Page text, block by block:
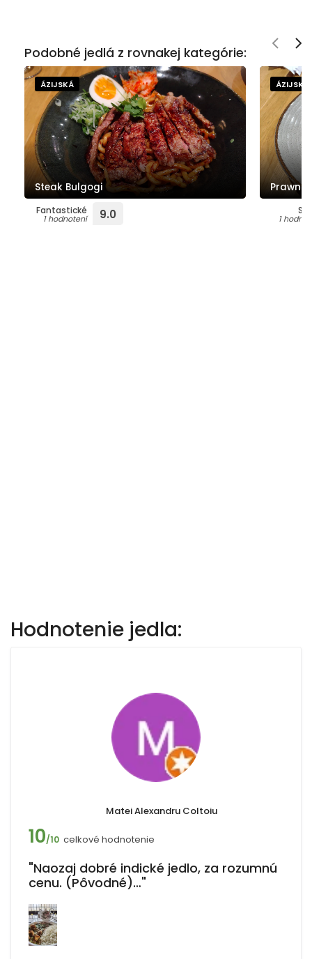
Podobné jedlá z rovnakej kategórie:
ÁZIJSKÁ
Steak Bulgogi
Fantastické
1 hodnotení 9.0
ÁZIJSKÁ
Prawn
1
Hodnotenie jedla:
Matei Alexandru Coltoiu
10/10 celkové hodnotenie
"Naozaj dobré indické jedlo, za rozumnú
cenu. (Pôvodné)…"